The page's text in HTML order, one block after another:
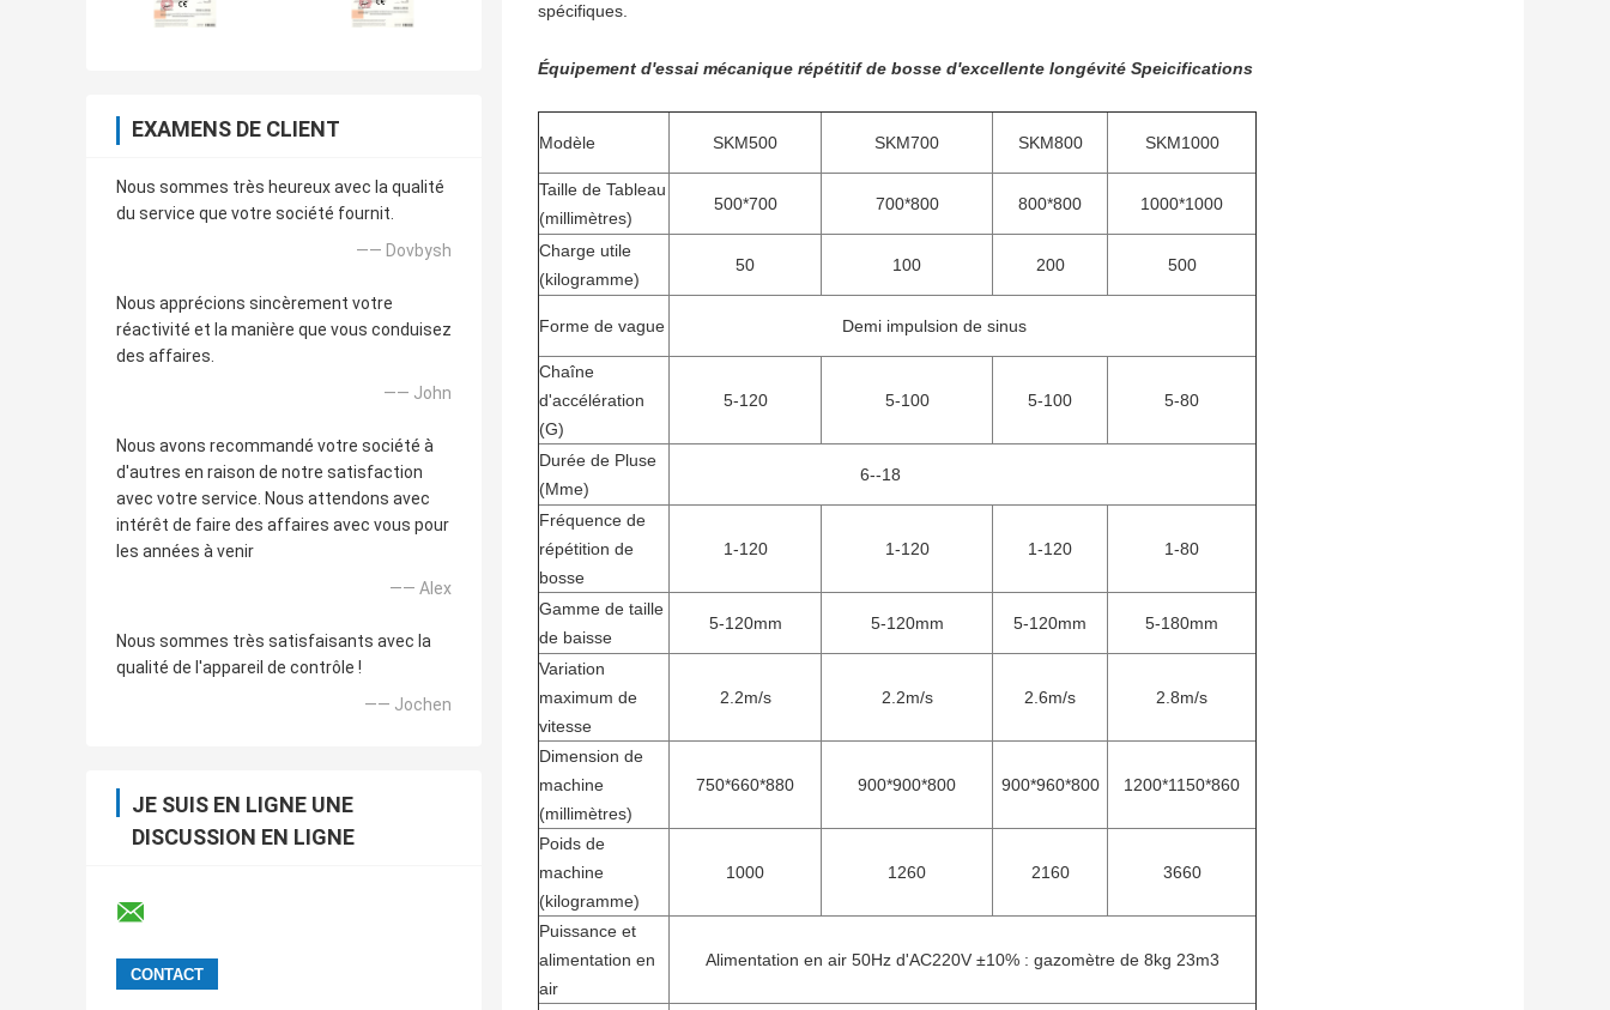
EXAMENS DE CLIENT
Nous sommes très heureux avec la qualité
du service que votre société fournit.
—— Dovbysh
Nous apprécions sincèrement votre
réactivité et la manière que vous conduisez
des affaires.
—— John
Nous avons recommandé votre société à
d'autres en raison de notre satisfaction
avec votre service. Nous attendons avec
intérêt de faire des affaires avec vous pour
les années à venir
—— Alex
Nous sommes très satisfaisants avec la
qualité de l'appareil de contrôle !
—— Jochen
JE SUIS EN LIGNE UNE
DISCUSSION EN LIGNE
spécifiques.
Équipement d'essai mécanique répétitif de bosse d'excellente longévité Speicifications
Modèle SKM500 SKM700 SKM800 SKM1000
Taille de Tableau
(millimètres)
500*700 700*800 800*800 1000*1000
Charge utile
(kilogramme)
50 100 200 500
Forme de vague Demi impulsion de sinus
Chaîne
d'accélération
(G)
5-120 5-100 5-100 5-80
Durée de Pluse
(Mme)
6--18
Fréquence de
répétition de
bosse
1-120 1-120 1-120 1-80
Gamme de taille
de baisse
5-120mm 5-120mm 5-120mm 5-180mm
Variation
maximum de
vitesse
2.2m/s 2.2m/s 2.6m/s 2.8m/s
Dimension de
machine
(millimètres)
750*660*880 900*900*800 900*960*800 1200*1150*860
Poids de
machine
(kilogramme)
1000 1260 2160 3660
Puissance et
alimentation en
air
Alimentation en air 50Hz d'AC220V ±10% : gazomètre de 8kg 23m3